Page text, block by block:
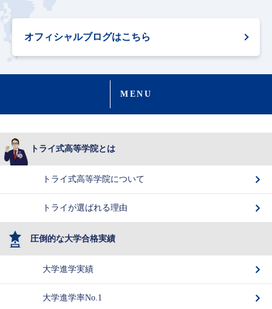
オフィシャルブログはこちら
MENU
トライ式高等学院とは
トライ式高等学院について
トライが選ばれる理由
圧倒的な大学合格実績
大学進学実績
大学進学率No.1